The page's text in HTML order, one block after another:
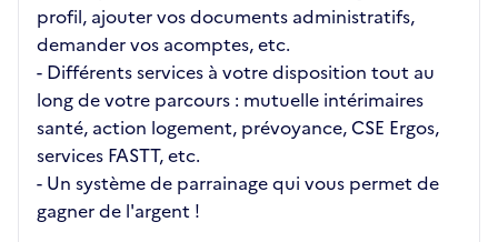
profil, ajouter vos documents administratifs,
demander vos acomptes, etc.
- Différents services à votre disposition tout au
long de votre parcours : mutuelle intérimaires
santé, action logement, prévoyance, CSE Ergos,
services FASTT, etc.
- Un système de parrainage qui vous permet de
gagner de l'argent !